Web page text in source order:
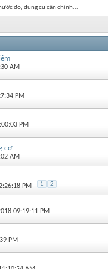
đo, dụng cụ cân chỉnh...
AM
PM
PM
cơ
AM
PM 1 2
09:19:11 PM
PM